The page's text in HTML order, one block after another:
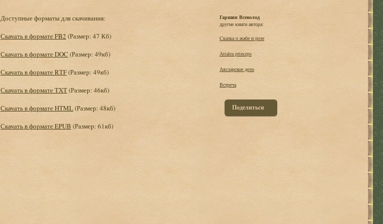
Доступные форматы для скачивания:
Скачать в формате FB2 (Размер: 47 Кб)
Скачать в формате DOC (Размер: 49кб)
Скачать в формате RTF(Размер: 49кб)
Скачать в формате TXT(Размер: 46кб)
Скачать в формате HTML(Размер: 48кб)
Скачать в формате EPUB (Размер: 61кб)
Гаршин Всеволод
другие книги автора:
Cказка о жабе и розе
Аttalea princeps
Аясларское дело
Встреча
Поделиться